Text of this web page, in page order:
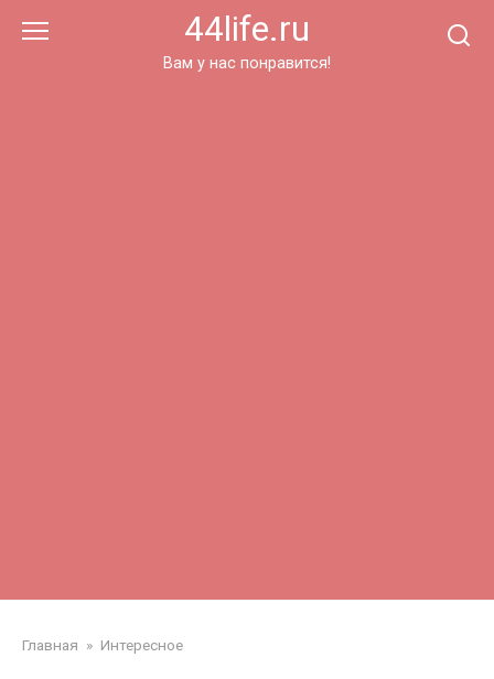
44life.ru
Вам у нас понравится!
Главная » Интересное